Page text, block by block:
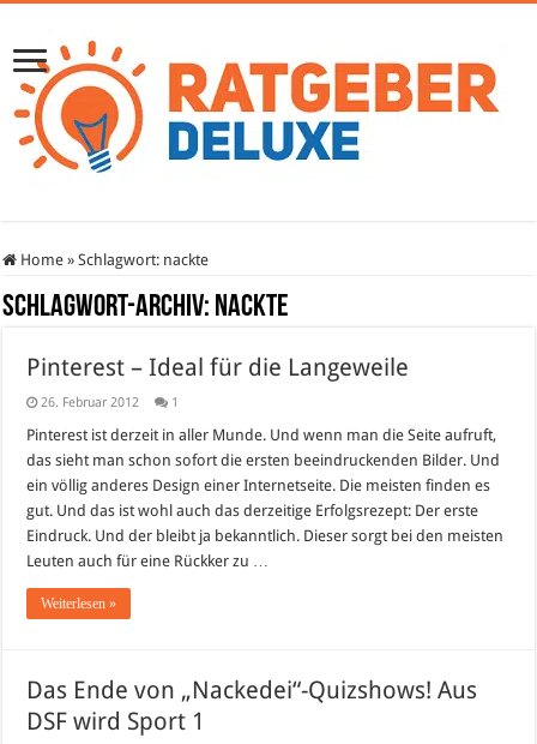
Home » Schlagwort: nackte
Schlagwort-Archiv: nackte
Pinterest – Ideal für die Langeweile
26. Februar 2012 1
Pinterest ist derzeit in aller Munde. Und wenn man die Seite aufruft,
das sieht man schon sofort die ersten beeindruckenden Bilder. Und
ein völlig anderes Design einer Internetseite. Die meisten finden es
gut. Und das ist wohl auch das derzeitige Erfolgsrezept: Der erste
Eindruck. Und der bleibt ja bekanntlich. Dieser sorgt bei den meisten
Leuten auch für eine Rückker zu …
Weiterlesen »
Das Ende von „Nackedei“-Quizshows! Aus
DSF wird Sport 1